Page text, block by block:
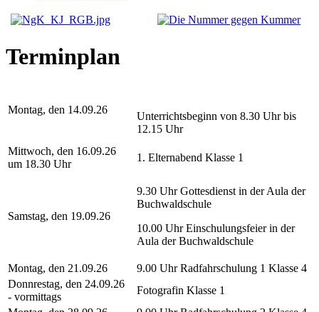
Terminplan
Montag, den 14.09.26
Unterrichtsbeginn von 8.30 Uhr bis
12.15 Uhr
Mittwoch, den 16.09.26
um 18.30 Uhr
1. Elternabend Klasse 1
Samstag, den 19.09.26
9.30 Uhr Gottesdienst in der Aula der
Buchwaldschule
10.00 Uhr Einschulungsfeier in der
Aula der Buchwaldschule
Montag, den 21.09.26
9.00 Uhr Radfahrschulung 1 Klasse 4
Donnrestag, den 24.09.26
- vormittags
Fotografin Klasse 1